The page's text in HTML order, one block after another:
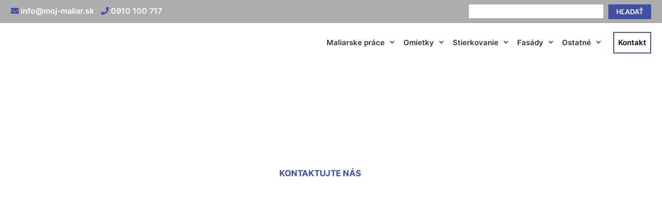
HĽADAŤ
info@moj-maliar.sk 0910 100 717
Maliarske práce Omietky Stierkovanie Fasády Ostatné Kontakt
KONTAKTUJTE NÁS